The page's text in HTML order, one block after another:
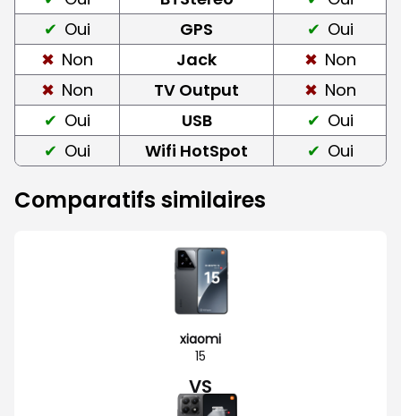
Oui
GPS
Oui
Non
Jack
Non
Non
TV Output
Non
Oui
USB
Oui
Oui
Wifi HotSpot Oui
Comparatifs similaires
xiaomi
15
VS